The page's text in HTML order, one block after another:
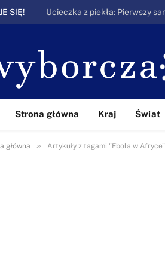
SIĘ!
Strona główna Kraj Świat
główna » Artykuły z tagami "Ebola w Afryce"